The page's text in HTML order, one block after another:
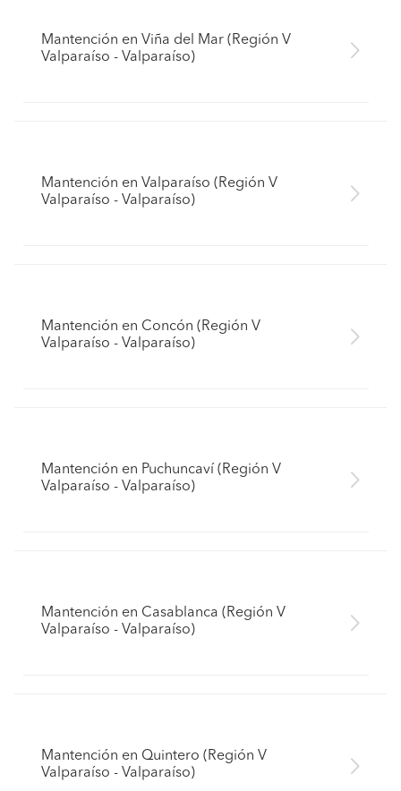
Mantención en Viña del Mar (Región V
Valparaíso - Valparaíso)
Mantención en Valparaíso (Región V
Valparaíso - Valparaíso)
Mantención en Concón (Región V
Valparaíso - Valparaíso)
Mantención en Puchuncaví (Región V
Valparaíso - Valparaíso)
Mantención en Casablanca (Región V
Valparaíso - Valparaíso)
Mantención en Quintero (Región V
Valparaíso - Valparaíso)